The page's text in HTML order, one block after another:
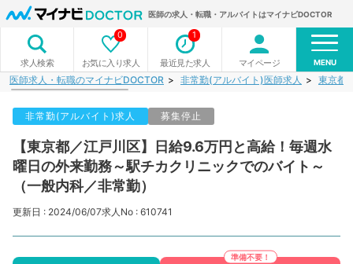
医師の求人・転職・アルバイトはマイナビDOCTOR
求人検索 お気に入り求人
0
最近見た求人
1
マイページ MENU
医師求人・転職のマイナビDOCTOR 非常勤(アルバイト)医師求人 東京都
非常勤(アルバイト)求人 募集停止
【東京都／江戸川区】日給9.6万円と高給！毎週水
曜日の外来勤務～駅チカクリニックでのバイト～
（一般内科／非常勤）
更新日 : 2024/06/07求人No : 610741